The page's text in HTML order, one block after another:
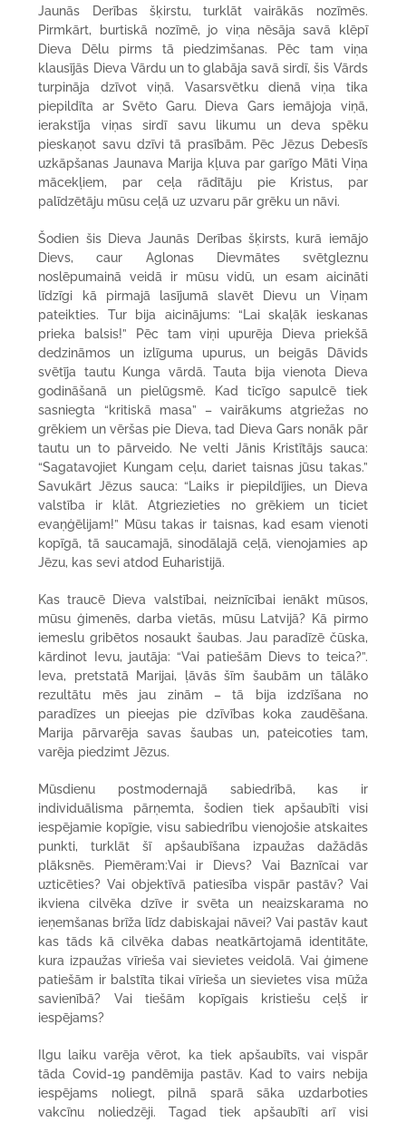
Jaunās Derības šķirstu, turklāt vairākās nozīmēs.
Pirmkārt, burtiskā nozīmē, jo viņa nēsāja savā klēpī
Dieva Dēlu pirms tā piedzimšanas. Pēc tam viņa
klausījās Dieva Vārdu un to glabāja savā sirdī, šis Vārds
turpināja dzīvot viņā. Vasarsvētku dienā viņa tika
piepildīta ar Svēto Garu. Dieva Gars iemājoja viņā,
ierakstīja viņas sirdī savu likumu un deva spēku
pieskaņot savu dzīvi tā prasībām. Pēc Jēzus Debesīs
uzkāpšanas Jaunava Marija kļuva par garīgo Māti Viņa
mācekļiem, par ceļa rādītāju pie Kristus, par
palīdzētāju mūsu ceļā uz uzvaru pār grēku un nāvi.
Šodien šis Dieva Jaunās Derības šķirsts, kurā iemājo
Dievs, caur Aglonas Dievmātes svētgleznu
noslēpumainā veidā ir mūsu vidū, un esam aicināti
līdzīgi kā pirmajā lasījumā slavēt Dievu un Viņam
pateikties. Tur bija aicinājums: “Lai skaļāk ieskanas
prieka balsis!” Pēc tam viņi upurēja Dieva priekšā
dedzināmos un izlīguma upurus, un beigās Dāvids
svētīja tautu Kunga vārdā. Tauta bija vienota Dieva
godināšanā un pielūgsmē. Kad ticīgo sapulcē tiek
sasniegta “kritiskā masa” – vairākums atgriežas no
grēkiem un vēršas pie Dieva, tad Dieva Gars nonāk pār
tautu un to pārveido. Ne velti Jānis Kristītājs sauca:
“Sagatavojiet Kungam ceļu, dariet taisnas jūsu takas.”
Savukārt Jēzus sauca: “Laiks ir piepildījies, un Dieva
valstība ir klāt. Atgriezieties no grēkiem un ticiet
evaņģēlijam!” Mūsu takas ir taisnas, kad esam vienoti
kopīgā, tā saucamajā, sinodālajā ceļā, vienojamies ap
Jēzu, kas sevi atdod Euharistijā.
Kas traucē Dieva valstībai, neiznīcībai ienākt mūsos,
mūsu ģimenēs, darba vietās, mūsu Latvijā? Kā pirmo
iemeslu gribētos nosaukt šaubas. Jau paradīzē čūska,
kārdinot Ievu, jautāja: “Vai patiešām Dievs to teica?”.
Ieva, pretstatā Marijai, ļāvās šīm šaubām un tālāko
rezultātu mēs jau zinām – tā bija izdzīšana no
paradīzes un pieejas pie dzīvības koka zaudēšana.
Marija pārvarēja savas šaubas un, pateicoties tam,
varēja piedzimt Jēzus.
Mūsdienu postmodernajā sabiedrībā, kas ir
individuālisma pārņemta, šodien tiek apšaubīti visi
iespējamie kopīgie, visu sabiedrību vienojošie atskaites
punkti, turklāt šī apšaubīšana izpaužas dažādās
plāksnēs. Piemēram:Vai ir Dievs? Vai Baznīcai var
uzticēties? Vai objektīvā patiesība vispār pastāv? Vai
ikviena cilvēka dzīve ir svēta un neaizskarama no
ieņemšanas brīža līdz dabiskajai nāvei? Vai pastāv kaut
kas tāds kā cilvēka dabas neatkārtojamā identitāte,
kura izpaužas vīrieša vai sievietes veidolā. Vai ģimene
patiešām ir balstīta tikai vīrieša un sievietes visa mūža
savienībā? Vai tiešām kopīgais kristiešu ceļš ir
iespējams?
Ilgu laiku varēja vērot, ka tiek apšaubīts, vai vispār
tāda Covid-19 pandēmija pastāv. Kad to vairs nebija
iespējams noliegt, pilnā sparā sāka uzdarboties
vakcīnu noliedzēji. Tagad tiek apšaubīti arī visi